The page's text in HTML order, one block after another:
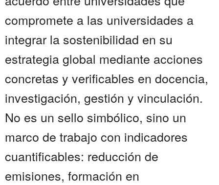
compromete a las universidades a
integrar la sostenibilidad en su
estrategia global mediante acciones
concretas y verificables en docencia,
investigación, gestión y vinculación.
No es un sello simbólico, sino un
marco de trabajo con indicadores
cuantificables: reducción de
emisiones, formación en